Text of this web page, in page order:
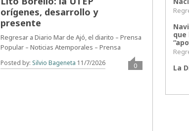
orígenes, desarrollo y
presente
Regresar a Diario Mar de Ajó, el diarito – Prensa
Popular – Noticias Atemporales – Prensa
Posted by: Silvio Bageneta 11/7/2026 0
que
La